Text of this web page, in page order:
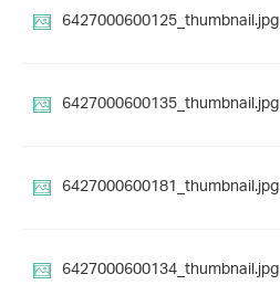
6427000600125_thumbnail.jpg
6427000600135_thumbnail.jpg
6427000600181_thumbnail.jpg
6427000600134_thumbnail.jpg